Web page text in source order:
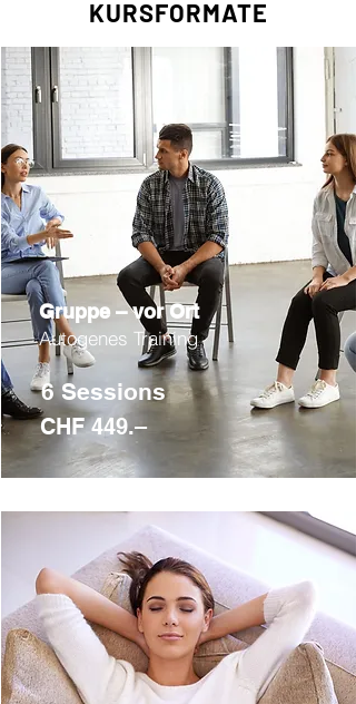
KURSFORMATE
Gruppe – vor Ort
Autogenes Training
6 Sessions
CHF 449.–